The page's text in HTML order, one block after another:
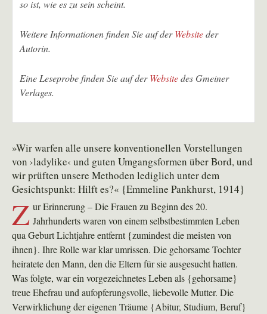
so ist, wie es zu sein scheint.
Weitere Informationen finden Sie auf derWebsiteder
Autorin.
Eine Leseprobe finden Sie auf derWebsitedes Gmeiner
Verlages.
»Wir warfen alle unsere konventionellen Vorstellungen
von ›ladylike‹ und guten Umgangsformen über Bord, und
wir prüften unsere Methoden lediglich unter dem
Gesichtspunkt: Hilft es?« {Emmeline Pankhurst, 1914}
Z ur Erinnerung – Die Frauen zu Beginn des 20.
Jahrhunderts waren von einem selbstbestimmten Leben
qua Geburt Lichtjahre entfernt {zumindest die meisten von
ihnen}. Ihre Rolle war klar umrissen. Die gehorsame Tochter
heiratete den Mann, den die Eltern für sie ausgesucht hatten.
Was folgte, war ein vorgezeichnetes Leben als {gehorsame}
treue Ehefrau und aufopferungsvolle, liebevolle Mutter. Die
Verwirklichung der eigenen Träume {Abitur, Studium, Beruf}